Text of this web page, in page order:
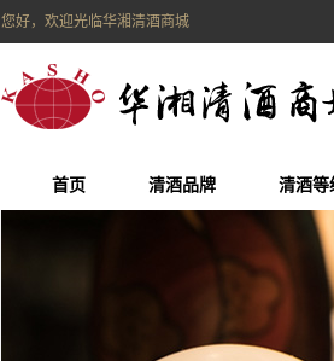
您好，欢迎光临华湘清酒商城
首页 清酒品牌 清酒等